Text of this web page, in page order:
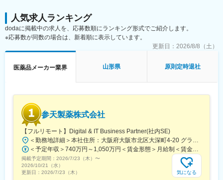
韓国セルトリオングループは、韓国株式市場KOSPIに上市してい
るバイオ医薬品を開発・製造する企業の中で、常に時価総額が
Top5のバイオ医薬品の開発及び製造技術に注力しているグループ
ミラー＊を含めたバイオ医薬品を日本で販売するため、セルトリ
を販売しており、今後もパイプラインを拡大していきます。
きながら、会社・個人共に成長して行くメンバーを今回募集致し
ます。
＊バイオシミラー：先行バイオ医薬品と同等/同質の品質、安全性
および有効性を有し、異なる製造販売業者により開発される医薬
品。
■事業の特徴：
人気求人ランキング
dodaに掲載中の求人を、応募数順にランキング形式でご紹介します。
※応募数が同数の場合は、新着順に表示しています。
更新日： 2026/8/8（土）
医薬品メーカー業界 山形県 原則定時退社
参天製薬株式会社
【フルリモート】Digital & IT Business Partner(社内SE)
＜勤務地詳細＞本社住所：大阪府大阪市北区大深町4-20 グランフロント大阪タワーA25F勤務地最寄駅：JR各線／大阪駅受動喫煙対策：屋内全面禁煙変更の範囲：会社の定める事業所（リモートワーク含む）
＜予定年収＞740万円～1,050万円＜賃金形態＞月給制＜賃金内訳＞月額（基本給）：540,000円～770,000円＜月給＞540,000円～770,000円＜昇給有無＞有＜残業手当＞有＜給与補足＞※経験・能力等を考慮の上、当社規定により決定します。■賞与：年1回支給■基本給改定：年1回（4月）賃金はあくまでも目安の金額であり、選考を通じて上下する可能性があります。月給(月額)は固定手当を含めた表記です。
掲載予定期間： 2026/7/23（木） 〜
2026/10/21（水）
更新日： 2026/7/23（木） 気になる